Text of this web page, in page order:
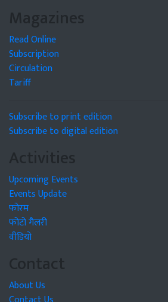
Magazines
Read Online
Subscription
Circulation
Tariff
Subscribe to print edition
Subscribe to digital edition
Activities
Upcoming Events
Events Update
फोरम
फोटो गैलरी
वीडियो
Contact
About Us